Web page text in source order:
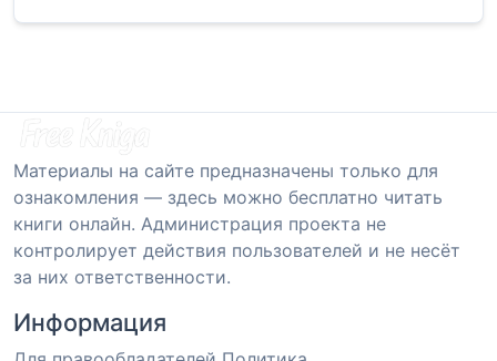
Материалы на сайте предназначены только для
ознакомления — здесь можно бесплатно читать
книги онлайн. Администрация проекта не
контролирует действия пользователей и не несёт
за них ответственности.
Информация